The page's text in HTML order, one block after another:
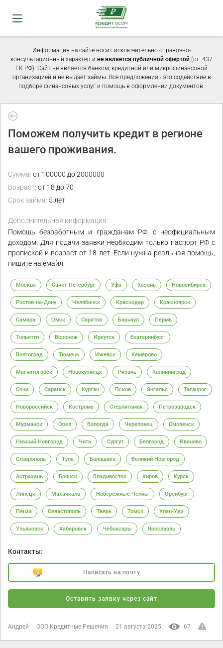
Информация на сайте носит исключительно справочно-
консультационный характер и не является публичной офертой (ст. 437
ГК РФ). Сайт не является банком, кредитной или микрофинансовой
организацией и не выдаёт займы. Все предложения - это содействие в
подборе финансовых услуг и помощь в оформлении документов.
Поможем получить кредит в регионе
вашего проживания.
Сумма: от 100000 до 2000000
Возраст: от 18 до 70
Срок займа: 5 лет
Дополнительная информация:
Помощь безработным и гражданам РФ, с неофициальным
доходом. Для подачи заявки необходим только паспорт РФ с
пропиской и возраст от 18 лет. Если нужна реальная помощь,
пишите на емайл
Москва Санкт-Петербург Уфа Казань Новосибирск
Ростов-на-Дону Челябинск Краснодар Красноярск
Самара Омск Саратов Барнаул Пермь
Тольятти Воронеж Иркутск Екатеринбург
Волгоград Тюмень Ижевск Кемерово
Магнитогорск Новокузнецк Рязань Калининград
Сочи Саранск Курган Псков Энгельс Таганрог
Новороссийск Кострома Стерлитамак Петрозаводск
Мурманск Орел Вологда Череповец Смоленск
Нижний Новгород Чита Сургут Белгород Иваново
Ставрополь Тула Балашиха Великий Новгород
Астрахань Брянск Владивосток Киров Курск
Липецк Махачкала Набережные Челны Оренбург
Пенза Севастополь Тверь Томск Улан-Удэ
Ульяновск Хабаровск Чебоксары Ярославль
Контакты:
Написать на почту
Оставить заявку через сайт
Андрей ООО Кредитные Решения 21 августа 2025 67